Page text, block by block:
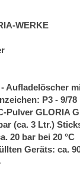
WERKE
Aufladelöscher
P3 - 9/78
Pulver GLORIA
(ca. 3 Ltr.)
20 bar bei 20 °C
Geräts: ca.